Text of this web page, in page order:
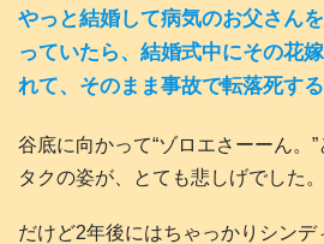
やっと結婚して病気のお父さん
っていたら、結婚式中にその花
れて、そのまま事故で転落死す
谷底に向かって“ゾロエさーーん。
タクの姿が、とても悲しげでした。
だけど2年後にはちゃっかりシン